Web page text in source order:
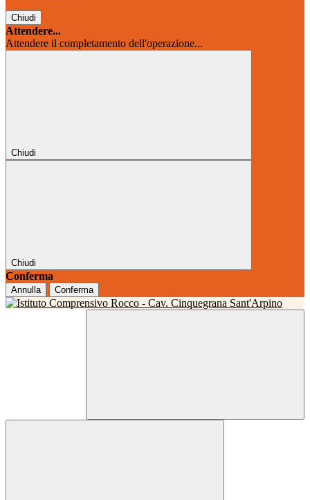
Chiudi
Attendere...
Attendere il completamento dell'operazione...
Chiudi
Chiudi
Conferma
Annulla Conferma